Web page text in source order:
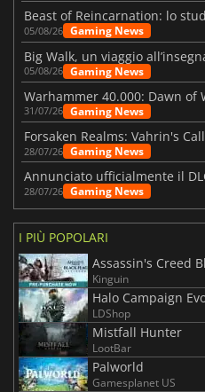
05/08/26 Gaming News
Big Walk, un viaggio
05/08/26 Gaming News
31/07/26 Gaming News
28/07/26 Gaming News
28/07/26 Gaming News
I PIÙ POPOLARI
Assassin's Creed
Kinguin
Halo Campaign
LDShop
Mistfall Hunter
LootBar
Palworld
Gamesplanet US